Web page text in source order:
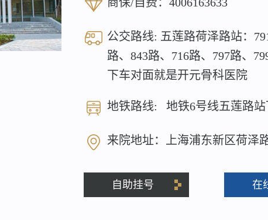
公交路线: 五莲路荷泽路站：
路、843路、716路、797路、
下车对面就是开元骨科医院
地铁路线: 地铁6号线五莲路站
来院地址：上海浦东新区荷泽
自助挂号 在